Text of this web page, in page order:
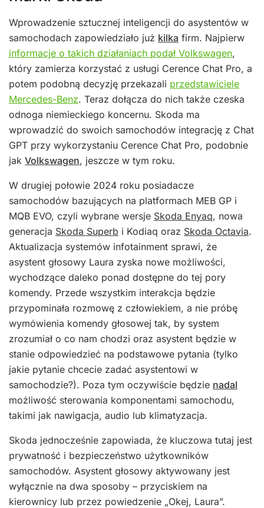
Wprowadzenie sztucznej inteligencji do asystentów w
samochodach zapowiedziało już kilka firm. Najpierw
informacje o takich działaniach podał Volkswagen,
który zamierza korzystać z usługi Cerence Chat Pro, a
potem podobną decyzję przekazali przedstawiciele
Mercedes-Benz. Teraz dołącza do nich także czeska
odnoga niemieckiego koncernu. Skoda ma
wprowadzić do swoich samochodów integrację z Chat
GPT przy wykorzystaniu Cerence Chat Pro, podobnie
jak Volkswagen, jeszcze w tym roku.
W drugiej połowie 2024 roku posiadacze
samochodów bazujących na platformach MEB GP i
MQB EVO, czyli wybrane wersje Skoda Enyaq, nowa
generacja Skoda Superb i Kodiaq oraz Skoda Octavia.
Aktualizacja systemów infotainment sprawi, że
asystent głosowy Laura zyska nowe możliwości,
wychodzące daleko ponad dostępne do tej pory
komendy. Przede wszystkim interakcja będzie
przypominała rozmowę z człowiekiem, a nie próbę
wymówienia komendy głosowej tak, by system
zrozumiał o co nam chodzi oraz asystent będzie w
stanie odpowiedzieć na podstawowe pytania (tylko
jakie pytanie chcecie zadać asystentowi w
samochodzie?). Poza tym oczywiście będzie nadal
możliwość sterowania komponentami samochodu,
takimi jak nawigacja, audio lub klimatyzacja.
Skoda jednocześnie zapowiada, że kluczowa tutaj jest
prywatność i bezpieczeństwo użytkowników
samochodów. Asystent głosowy aktywowany jest
wyłącznie na dwa sposoby – przyciskiem na
kierownicy lub przez powiedzenie „Okej, Laura”.